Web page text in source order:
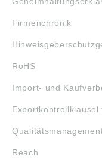
Firmenchronik
RoHS
Import- und
Reach